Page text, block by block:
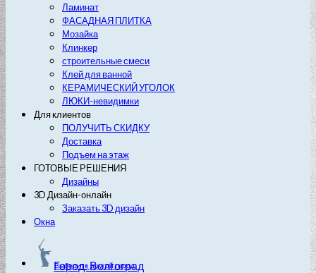
Ламинат
ФАСАДНАЯ ПЛИТКА
Мозайка
Клинкер
строительные смеси
Клей для ванной
КЕРАМИЧЕСКИЙ УГОЛОК
ЛЮКИ-невидимки
Для клиентов
ПОЛУЧИТЬ СКИДКУ
Доставка
Подъем на этаж
ГОТОВЫЕ РЕШЕНИЯ
Дизайны
3D Дизайн-онлайн
Заказать 3D дизайн
Окна
Город: Волгоград
Выберите другой город